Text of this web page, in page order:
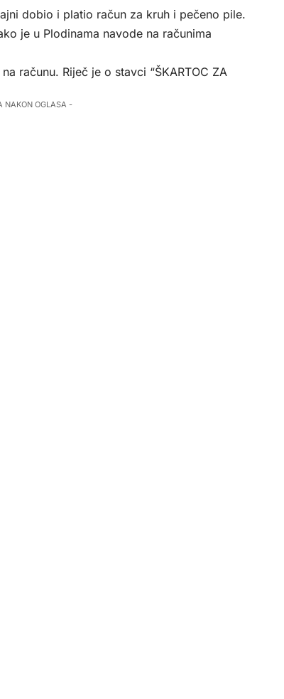
dobio i platio račun za kruh i pečeno pile.
je u Plodinama navode na računima
računu. Riječ je o stavci “ŠKARTOC ZA
NAKON OGLASA -